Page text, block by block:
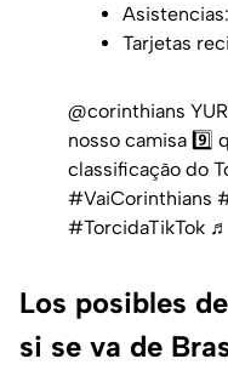
Tarjetas
@corinthians
nosso camisa 9️⃣
classificação do
#VaiCorinthians
#TorcidaTikTok ♬
Los posibles
si se va de